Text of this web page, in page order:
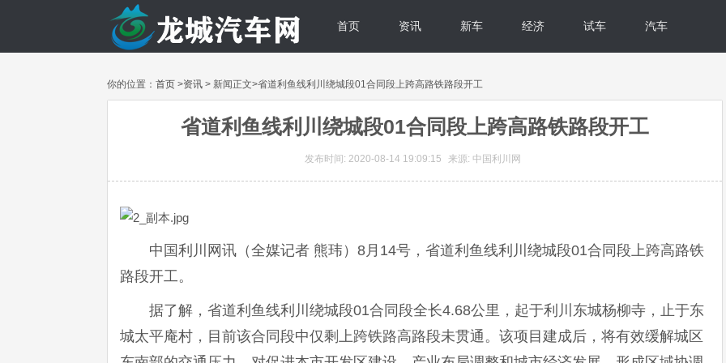
首页 资讯 新车 经济 试车 汽车
你的位置： 首页 >资讯 > 新闻正文>省道利鱼线利川绕城段01合同段上跨高路铁路段开工
省道利鱼线利川绕城段01合同段上跨高路铁路段开工
发布时间: 2020-08-14 19:09:15 来源: 中国利川网
中国利川网讯（全媒记者 熊玮）8月14号，省道利鱼线利川绕城段01合同段上跨高路铁
路段开工。
据了解，省道利鱼线利川绕城段01合同段全长4.68公里，起于利川东城杨柳寺，止于东
城太平庵村，目前该合同段中仅剩上跨铁路高路段未贯通。该项目建成后，将有效缓解城区